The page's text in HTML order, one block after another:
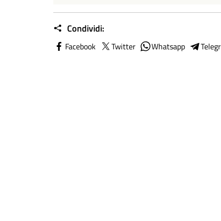
Condividi:
Facebook Twitter Whatsapp